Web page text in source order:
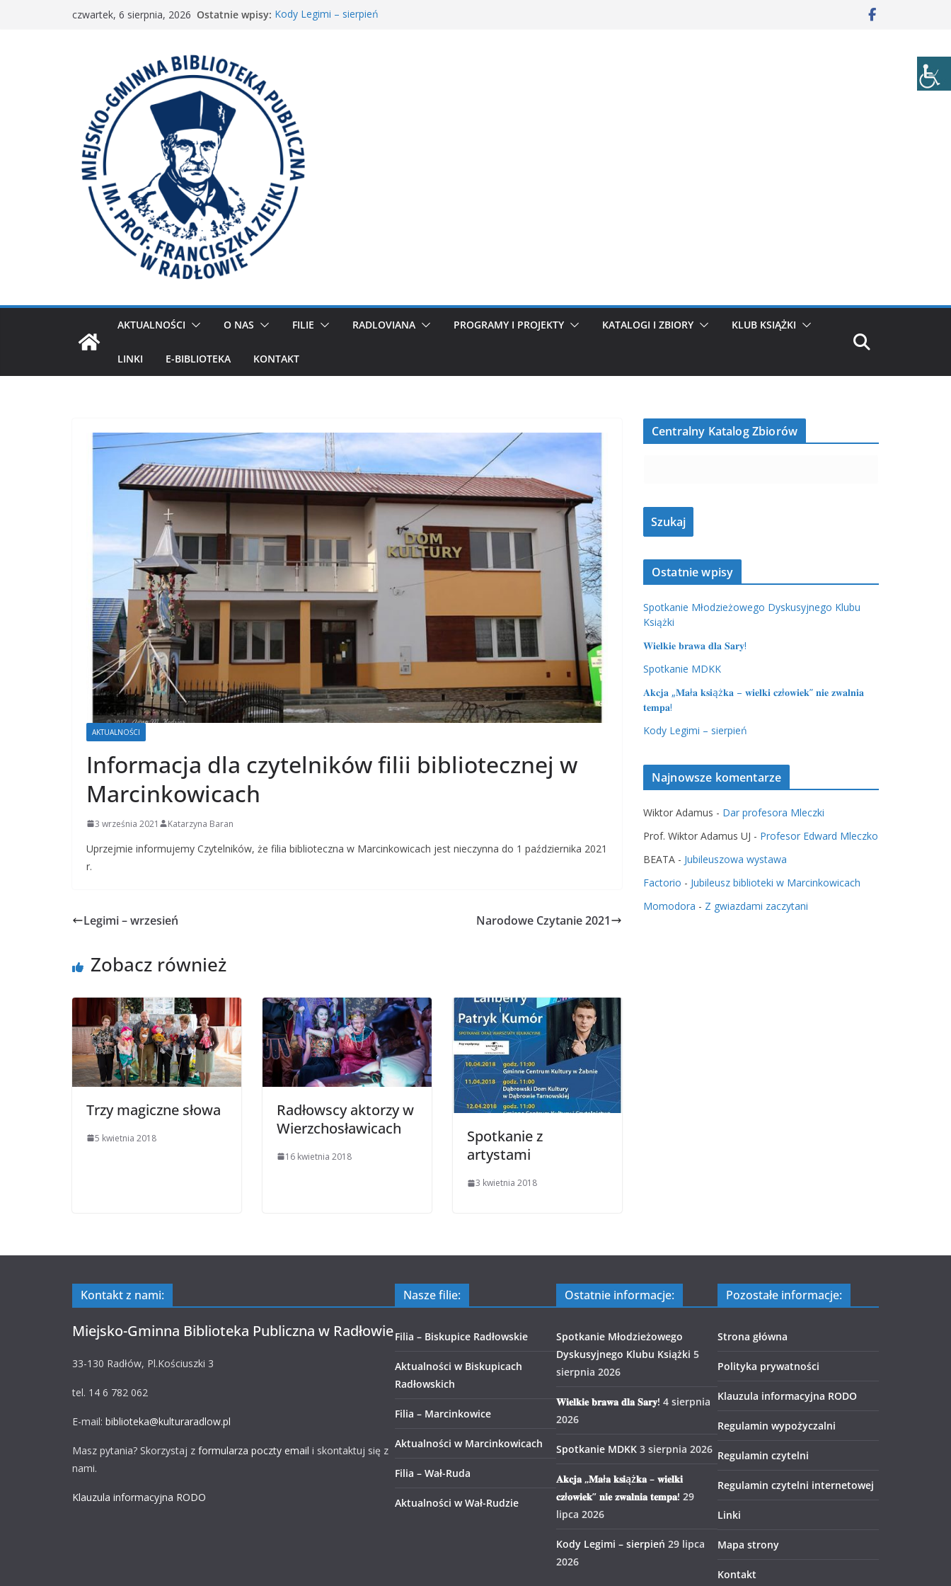
czwartek, 6 sierpnia, 2026 Ostatnie wpisy: Kody Legimi – sierpień
AKTUALNOŚCI O NAS FILIE RADLOVIANA PROGRAMY I PROJEKTY KATALOGI I ZBIORY KLUB KSIĄŻKI
LINKI E-BIBLIOTEKA KONTAKT
AKTUALNOŚCI
Informacja dla czytelników filii bibliotecznej w
Marcinkowicach
3 września 2021 Katarzyna Baran
Uprzejmie informujemy Czytelników, że filia biblioteczna w Marcinkowicach jest nieczynna do 1 października 2021
r.
Legimi – wrzesień Narodowe Czytanie 2021
Zobacz również
Trzy magiczne słowa
5 kwietnia 2018
Radłowscy aktorzy w
Wierzchosławicach
16 kwietnia 2018
Spotkanie z
artystami
3 kwietnia 2018
Centralny Katalog Zbiorów
Ostatnie wpisy
Spotkanie Młodzieżowego Dyskusyjnego Klubu
Książki
𝐖𝐢𝐞𝐥𝐤𝐢𝐞 𝐛𝐫𝐚𝐰𝐚 𝐝𝐥𝐚 𝐒𝐚𝐫𝐲!
Spotkanie MDKK
𝐀𝐤𝐜𝐣𝐚 „𝐌𝐚ł𝐚 𝐤𝐬𝐢ąż𝐤𝐚 – 𝐰𝐢𝐞𝐥𝐤𝐢 𝐜𝐳ł𝐨𝐰𝐢𝐞𝐤” 𝐧𝐢𝐞 𝐳𝐰𝐚𝐥𝐧𝐢𝐚
𝐭𝐞𝐦𝐩𝐚!
Kody Legimi – sierpień
Najnowsze komentarze
Wiktor Adamus - Dar profesora Mleczki
Prof. Wiktor Adamus UJ - Profesor Edward Mleczko
BEATA - Jubileuszowa wystawa
Factorio - Jubileusz biblioteki w Marcinkowicach
Momodora - Z gwiazdami zaczytani
Kontakt z nami:
Miejsko-Gminna Biblioteka Publiczna w Radłowie
33-130 Radłów, Pl.Kościuszki 3
tel. 14 6 782 062
E-mail: biblioteka@kulturaradlow.pl
Masz pytania? Skorzystaj z formularza poczty email i skontaktuj się z
nami.
Klauzula informacyjna RODO
Nasze filie:
Filia – Biskupice Radłowskie
Aktualności w Biskupicach
Radłowskich
Filia – Marcinkowice
Aktualności w Marcinkowicach
Filia – Wał-Ruda
Aktualności w Wał-Rudzie
Ostatnie informacje:
Spotkanie Młodzieżowego
Dyskusyjnego Klubu Książki 5
sierpnia 2026
𝐖𝐢𝐞𝐥𝐤𝐢𝐞 𝐛𝐫𝐚𝐰𝐚 𝐝𝐥𝐚 𝐒𝐚𝐫𝐲! 4 sierpnia
2026
Spotkanie MDKK 3 sierpnia 2026
𝐀𝐤𝐜𝐣𝐚 „𝐌𝐚ł𝐚 𝐤𝐬𝐢ąż𝐤𝐚 – 𝐰𝐢𝐞𝐥𝐤𝐢
𝐜𝐳ł𝐨𝐰𝐢𝐞𝐤” 𝐧𝐢𝐞 𝐳𝐰𝐚𝐥𝐧𝐢𝐚 𝐭𝐞𝐦𝐩𝐚! 29
lipca 2026
Kody Legimi – sierpień 29 lipca
2026
Pozostałe informacje:
Strona główna
Polityka prywatności
Klauzula informacyjna RODO
Regulamin wypożyczalni
Regulamin czytelni
Regulamin czytelni internetowej
Linki
Mapa strony
Kontakt